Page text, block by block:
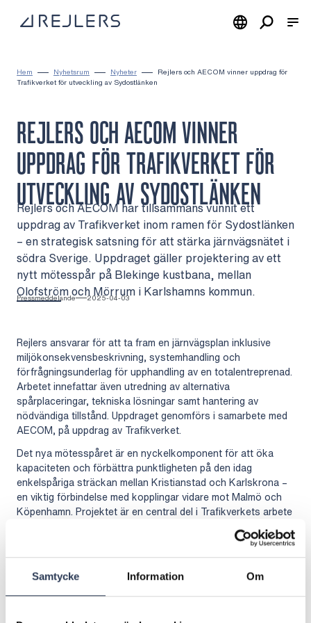
Samtycke Information Om
Hem Nyhetsrum Nyheter
Rejlers och AECOM vinner uppdrag för
Trafikverket för utveckling av Sydostlänken
REJLERS OCH AECOM VINNER
UPPDRAG FÖR TRAFIKVERKET FÖR
UTVECKLING AV SYDOSTLÄNKEN
Rejlers och AECOM har tillsammans vunnit ett
uppdrag av Trafikverket inom ramen för Sydostlänken
– en strategisk satsning för att stärka järnvägsnätet i
södra Sverige. Uppdraget gäller projektering av ett
nytt mötesspår på Blekinge kustbana, mellan
Olofström och Mörrum i Karlshamns kommun.
Pressmeddelande 2025-04-03
Rejlers ansvarar för att ta fram en järnvägsplan inklusive
miljökonsekvensbeskrivning, systemhandling och
förfrågningsunderlag för upphandling av en totalentreprenad.
Arbetet innefattar även utredning av alternativa
spårplaceringar, tekniska lösningar samt hantering av
nödvändiga tillstånd. Uppdraget genomförs i samarbete med
AECOM, på uppdrag av Trafikverket.
Det nya mötesspåret är en nyckelkomponent för att öka
kapaciteten och förbättra punktligheten på den idag
enkelspåriga sträckan mellan Kristianstad och Karlskrona –
en viktig förbindelse med kopplingar vidare mot Malmö och
Köpenhamn. Projektet är en central del i Trafikverkets arbete
transportsystem för både gods- och persontrafik.
järnvägsinfrastruktur genom detta strategiskt viktiga projekt.
Sydostlänken är en viktig del i framtidens hållbara